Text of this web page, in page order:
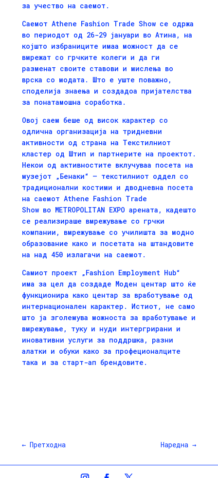
за учество на саемот.
Саемот Athene Fashion Trade Show се одржа
во периодот од 26-29 јануари во Атина, на
којшто избраниците имаа можност да се
вмрежат со грчките колеги и да ги
разменат своите ставови и мислења во
врска со модата. Што е уште поважно,
споделија знаења и создадоа пријателства
за понатамошна соработка.
Овој саем беше од висок карактер со
одлична организација на тридневни
активности од страна на Текстилниот
кластер од Штип и партнерите на проектот.
Некои од активностите вклучуваа посета на
музејот „Бенаки“ – текстилниот оддел со
традиционални костими и дводневна посета
на саемот Athene Fashion Trade
Show во METROPOLITAN EXPO арената, кадешто
се реализираше вмрежување со грчки
компании, вмрежување со училишта за модно
образование како и посетата на штандовите
на над 450 излагачи на саемот.
Самиот проект „Fashion Employment Hub“
има за цел да создаде Моден центар што ќе
функционира како центар за вработување од
интернационален карактер. Истиот, не само
што ја зголемува можноста за вработување и
вмрежување, туку и нуди интергрирани и
иновативни услуги за поддршка, разни
алатки и обуки како за профеционалците
така и за старт-ап брендовите.
← Претходна Наредна →